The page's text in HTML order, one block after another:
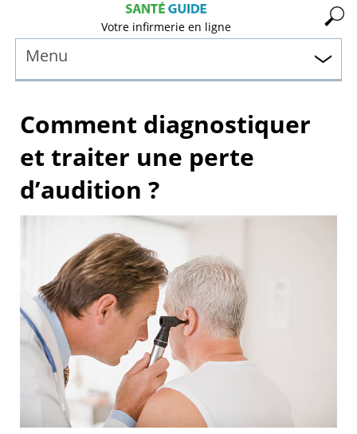
Votre infirmerie en ligne
Menu
Comment diagnostiquer
et traiter une perte
d’audition ?